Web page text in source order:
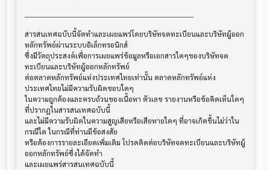
สารสนเทศฉบับนี้จัดทำและเผยแพร่โดยบริษัทจดทะเบียนและบริษัทผู้ออก
หลักทรัพย์ผ่านระบบอิเล็กทรอนิกส์
ซึ่งมีวัตถุประสงค์เพื่อการเผยแพร่ข้อมูลหรือเอกสารใดๆของบริษัทจด
ทะเบียนและบริษัทผู้ออกหลักทรัพย์
ต่อตลาดหลักทรัพย์แห่งประเทศไทยเท่านั้น ตลาดหลักทรัพย์แห่ง
ประเทศไทยไม่มีความรับผิดชอบใดๆ
ในความถูกต้องและครบถ้วนของเนื้อหา ตัวเลข รายงานหรือข้อคิดเห็นใดๆ
ที่ปรากฎในสารสนเทศฉบับนี้
และไม่มีความรับผิดในความสูญเสียหรือเสียหายใดๆ ที่อาจเกิดขึ้นไม่ว่าใน
กรณีใด ในกรณีที่ท่านมีข้อสงสัย
หรือต้องการรายละเอียดเพิ่มเติม โปรดติดต่อบริษัทจดทะเบียนและบริษัทผู้
ออกหลักทรัพย์ซึ่งได้จัดทำ
และเผยแพร่สารสนเทศฉบับนี้